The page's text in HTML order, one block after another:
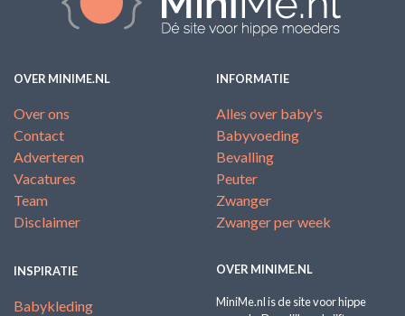
OVER MINIME.NL
Over ons
Contact
Adverteren
Vacatures
Team
Disclaimer
INFORMATIE
Alles over baby's
Babyvoeding
Bevalling
Peuter
Zwanger
Zwanger per week
INSPIRATIE
Babykleding
OVER MINIME.NL
MiniMe.nl is de site voor hippe